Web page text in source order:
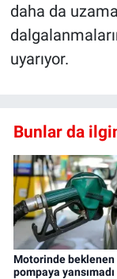
daha da
uyarıyor.
Bunlar da
Motorinde
pompaya yansımadı